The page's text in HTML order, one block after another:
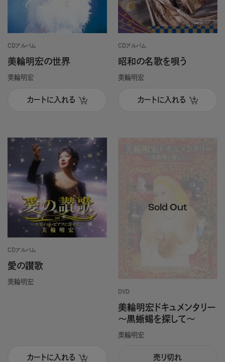
CDアルバム
美輪明宏の世界
美輪明宏
カートに入れる
CDアルバム
昭和の名歌を唄う
美輪明宏
カートに入れる
CDアルバム
愛の讃歌
美輪明宏
カートに入れる
DVD
美輪明宏ドキュメンタリー
～黒蜥蜴を探して～
美輪明宏
売り切れ